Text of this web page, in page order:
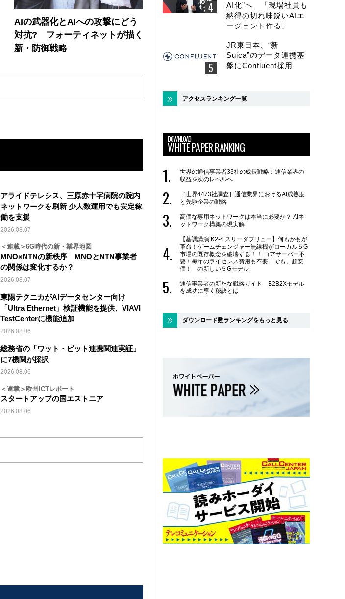
AIの武器化とAIへの攻撃にどう
対抗? フォーティネットが描く
新・防御戦略
アライドテレシス、三原赤十字病院の院内
ネットワークを刷新 少人数運用でも安定稼
働を支援
2026.08.07
＜連載＞6G時代の新・業界地図
MNO×NTNの新秩序 MNOとNTN事業者
の関係は変化するか？
2026.08.07
東陽テクニカがAIデータセンター向け
「Ultra Ethernet」検証機能を提供、VIAVI
TestCenterに機能追加
2026.08.06
総務省の「ワット・ビット連携関連実証」
に7機関が採択
2026.08.06
＜連載＞欧州ICTレポート
スタートアップの国エストニア
2026.08.06
AI化”へ 「現場社員も
納得の切れ味鋭いAIエ
ージェント作る」
JR東日本、“新
Suica”のデータ連携基
盤にConfluent採用
アクセスランキング一覧
DOWNLOAD
WHITE PAPER RANKING
世界の通信事業者33社の成長戦略：通信業界の
収益を次のレベルへ
［世界4473社調査］通信業界におけるAI成熟度
と先駆企業の戦略
高価な専用ネットワークは本当に必要か？ AIネ
ットワーク構築の現実解
【基調講演 K2-4 スリーダブリュー】何もかもが
革命！ゲームチェンジャー無線機がローカル５G
市場の既存概念を破壊する！！ コアサーバー不
要！毎年のライセンス費用も不要！でも、超安
価！ の新しい５Gモデル
通信事業者の新たな戦略ガイド B2B2Xモデル
を成功に導く秘訣とは
ダウンロード数ランキングをもっと見る